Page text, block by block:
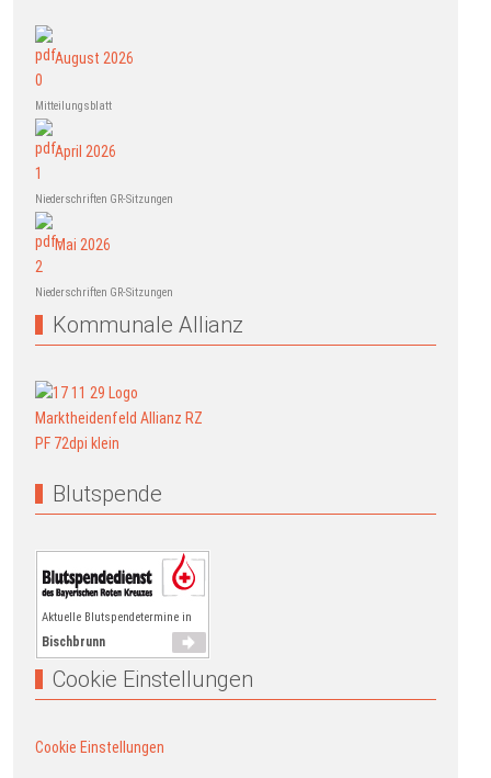
August 2026
Mitteilungsblatt
April 2026
Niederschriften GR-Sitzungen
Mai 2026
Niederschriften GR-Sitzungen
Kommunale Allianz
Blutspende
Aktuelle Blutspendetermine in
Bischbrunn
Cookie Einstellungen
Cookie Einstellungen